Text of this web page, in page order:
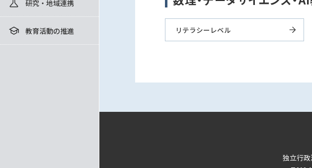
研究・地域連携
教育活動の推進 リテラシーレベル
独立行